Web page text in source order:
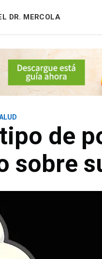
DR. MERCOLA
de
sobre